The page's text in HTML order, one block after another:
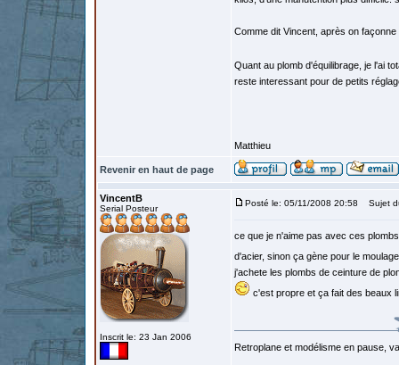
Comme dit Vincent, après on
Quant au plomb d'équilibrage, je l'ai
reste interessant pour de petits
Matthieu
Revenir en haut de page
VincentB
Serial Posteur
Inscrit le: 23 Jan 2006
Posté le: 05/11/2008 20:58 Sujet
ce que je n'aime pas avec ces
d'acier, sinon ça gène pour le
j'achete les plombs de ceinture de
c'est propre et ça fait des beaux
Retroplane et modélisme en pause,